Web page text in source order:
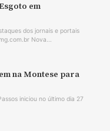
em
dos jornais e portais
Nova...
na Montese para
iniciou no último dia 27